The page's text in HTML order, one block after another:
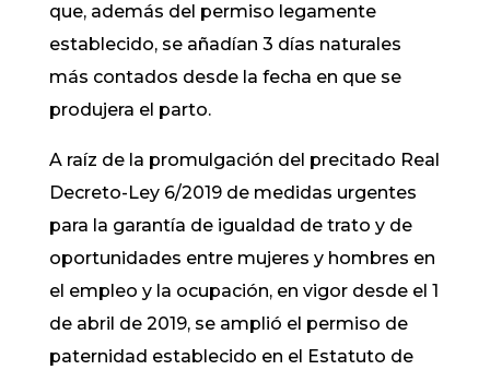
que, además del permiso legamente
establecido, se añadían 3 días naturales
más contados desde la fecha en que se
produjera el parto.
A raíz de la promulgación del precitado Real
Decreto-Ley 6/2019 de medidas urgentes
para la garantía de igualdad de trato y de
oportunidades entre mujeres y hombres en
el empleo y la ocupación, en vigor desde el 1
de abril de 2019, se amplió el permiso de
paternidad establecido en el Estatuto de